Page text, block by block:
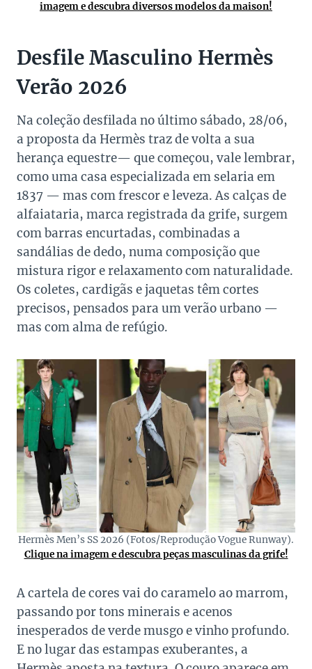
imagem e descubra diversos modelos da maison!
Desfile Masculino Hermès
Verão 2026
Na coleção desfilada no último sábado, 28/06,
a proposta da Hermès traz de volta a sua
herança equestre— que começou, vale lembrar,
como uma casa especializada em selaria em
1837 — mas com frescor e leveza. As calças de
alfaiataria, marca registrada da grife, surgem
com barras encurtadas, combinadas a
sandálias de dedo, numa composição que
mistura rigor e relaxamento com naturalidade.
Os coletes, cardigãs e jaquetas têm cortes
precisos, pensados para um verão urbano —
mas com alma de refúgio.
Hermès Men’s SS 2026 (Fotos/Reprodução Vogue Runway).
Clique na imagem e descubra peças masculinas da grife!
A cartela de cores vai do caramelo ao marrom,
passando por tons minerais e acenos
inesperados de verde musgo e vinho profundo.
E no lugar das estampas exuberantes, a